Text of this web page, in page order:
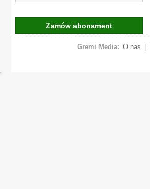
Zamów abonament
Gremi Media: O nas